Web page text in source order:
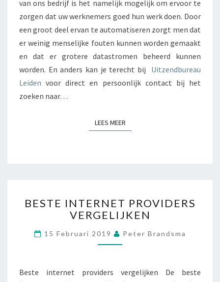
D
E
A
C
H
E
S
O
W
E
van ons bedrijf is het namelijk mogelijk om ervoor te
zorgen dat uw werknemers goed hun werk doen. Door
een groot deel ervan te automatiseren zorgt men dat
er weinig menselijke fouten kunnen worden gemaakt
en dat er grotere datastromen beheerd kunnen
worden. En anders kan je terecht bij Uitzendbureau
Leiden voor direct en persoonlijk contact bij het
zoeken naar…
LEES MEER
E
S
E
I
T
BESTE INTERNET PROVIDERS
VERGELIJKEN
15 Februari 2019 Peter Brandsma
Beste internet providers vergelijken De beste